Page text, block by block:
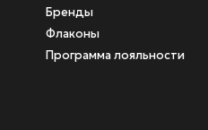
Бренды
Флаконы
Программа лояльности